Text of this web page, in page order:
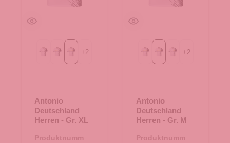
Gr. L Gr. M Gr. XL
+2
Antonio
Deutschland
Herren - Gr. XL
Produktnummer:
Gr. L Gr. M Gr. S
+2
Antonio
Deutschland
Herren - Gr. M
Produktnummer: